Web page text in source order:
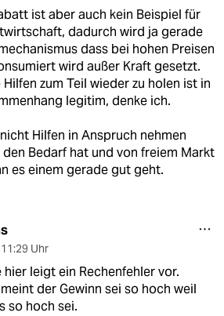
ist aber auch kein Beispiel für
dadurch wird ja gerade
dass bei hohen Preisen
wird außer Kraft gesetzt.
zum Teil wieder zu holen ist in
legitim, denke ich.
Hilfen in Anspruch nehmen
den Bedarf hat und von freiem Markt
es einem gerade gut geht.
11:29 Uhr
hier leigt ein Rechenfehler vor.
der Gewinn sei so hoch weil
so hoch sei.